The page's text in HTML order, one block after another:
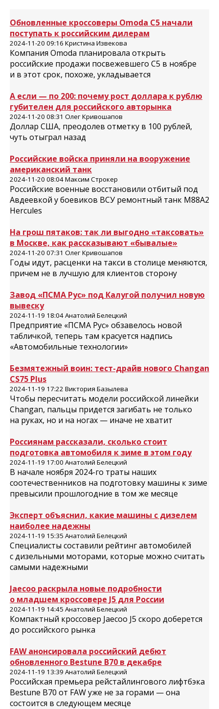
Обновленные кроссоверы Omoda C5 начали
поступать к российским дилерам
2024-11-20 09:16 Кристина Извекова
Компания Omoda планировала открыть
российские продажи посвежевшего C5 в ноябре
и в этот срок, похоже, укладывается
А если — по 200: почему рост доллара к рублю
губителен для российского авторынка
2024-11-20 08:31 Олег Кривошапов
Доллар США, преодолев отметку в 100 рублей,
чуть отыграл назад
Российские войска приняли на вооружение
американский танк
2024-11-20 08:04 Максим Строкер
Российские военные восстановили отбитый под
Авдеевкой у боевиков ВСУ ремонтный танк М88А2
Hercules
На грош пятаков: так ли выгодно «таксовать»
в Москве, как рассказывают «бывалые»
2024-11-20 07:31 Олег Кривошапов
Годы идут, расценки на такси в столице меняются,
причем не в лучшую для клиентов сторону
Завод «ПСМА Рус» под Калугой получил новую
вывеску
2024-11-19 18:04 Анатолий Белецкий
Предприятие «ПСМА Рус» обзавелось новой
табличкой, теперь там красуется надпись
«Автомобильные технологии»
Безмятежный воин: тест-драйв нового Changan
CS75 Plus
2024-11-19 17:22 Виктория Базылева
Чтобы пересчитать модели российской линейки
Changan, пальцы придется загибать не только
на руках, но и на ногах — иначе не хватит
Россиянам рассказали, сколько стоит
подготовка автомобиля к зиме в этом году
2024-11-19 17:00 Анатолий Белецкий
В начале ноября 2024-го траты наших
соотечественников на подготовку машины к зиме
превысили прошлогодние в том же месяце
Эксперт объяснил, какие машины с дизелем
наиболее надежны
2024-11-19 15:35 Анатолий Белецкий
Специалисты составили рейтинг автомобилей
с дизельными моторами, которые можно считать
самыми надежными
Jaecoo раскрыла новые подробности
о младшем кроссовере J5 для России
2024-11-19 14:45 Анатолий Белецкий
Компактный кроссовер Jaecoo J5 скоро доберется
до российского рынка
FAW анонсировала российский дебют
обновленного Bestune B70 в декабре
2024-11-19 13:39 Анатолий Белецкий
Российская премьера рейстайлингового лифтбэка
Bestune B70 от FAW уже не за горами — она
состоится в следующем месяце